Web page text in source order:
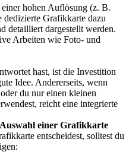
hohen Auflösung (z. B.
Grafikkarte dazu
detailliert dargestellt werden.
Arbeiten wie Foto- und
hast, ist die Investition
Idee. Andererseits, wenn
du nur einen kleinen
reicht eine integrierte
einer Grafikkarte
entscheidest, solltest du